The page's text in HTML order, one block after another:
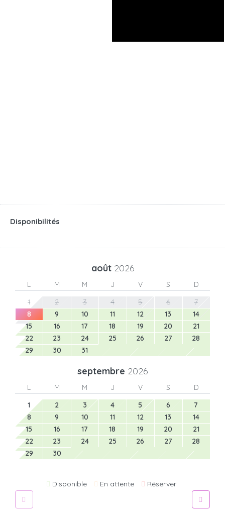
Disponibilités
août 2026
L M M J V S
D
1
2 3 4 5 6
7
8
9 10 11 12 13
14
15
16 17 18 19 20
21
22
23 24 25 26 27
28
29
30 31
septembre 2026
L M M J V S
D
1
2 3 4 5 6
7
8
9 10 11 12 13
14
15
16 17 18 19 20
21
22
23 24 25 26 27
28
29
30
Disponible En attente Réserver